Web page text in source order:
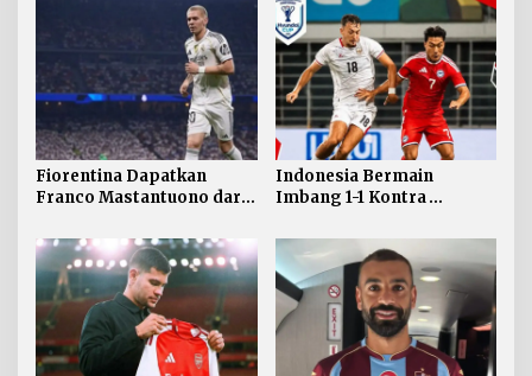
Fiorentina Dapatkan
Franco Mastantuono dari
Indonesia Bermain
Imbang 1-1 Kontra